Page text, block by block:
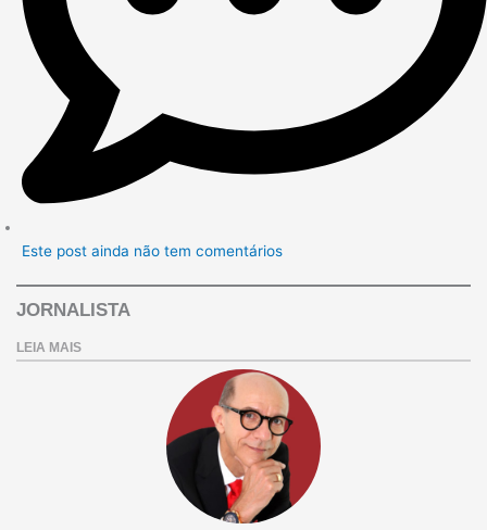
Este post ainda não tem comentários
JORNALISTA
LEIA MAIS